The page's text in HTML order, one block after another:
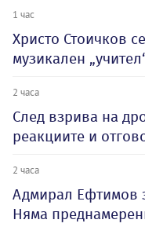
1 час
Христо Стоичков
музикален
2 часа
След взрива на
реакциите и
2 часа
Адмирал Ефтимов
Няма